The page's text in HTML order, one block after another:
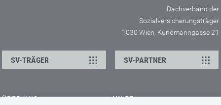
Dachverband der
Sozialversicherungsträger
1030 Wien, Kundmanngasse 21
SV-TRÄGER SV-PARTNER
ÜBER UNS HILFE